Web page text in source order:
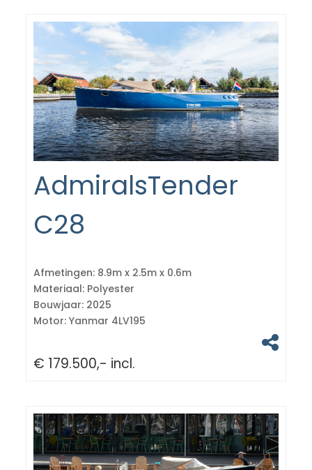
AdmiralsTender
C28
Afmetingen: 8.9m x 2.5m x 0.6m
Materiaal: Polyester
Bouwjaar: 2025
Motor: Yanmar 4LV195
€ 179.500,- incl.